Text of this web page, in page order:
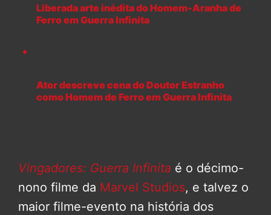
Liberada arte inédita do Homem-Aranha de
Ferro em Guerra Infinita
Ator descreve cena do Doutor Estranho
como Homem de Ferro em Guerra Infinita
Vingadores: Guerra Infinita é o décimo-
nono filme da Marvel Studios, e talvez o
maior filme-evento na história dos